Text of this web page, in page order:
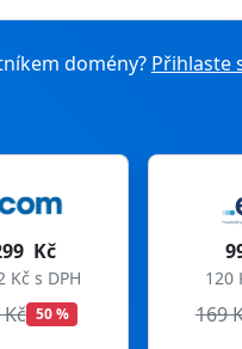
domény? Přihlaste
Kč
s DPH
50 %
99
120
169 Kč